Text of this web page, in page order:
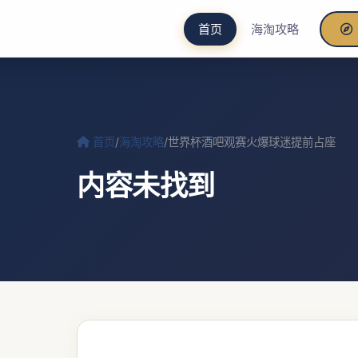
首页 海淘攻略
首页/海淘攻略/世界杯酒吧观赛火爆球迷提前占座
内容未找到